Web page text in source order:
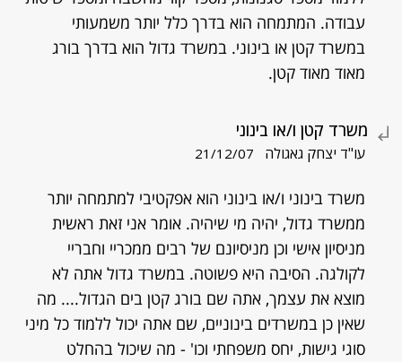
עבודה. המתמחה הוא בדרך כלל יותר משמעותי
במשרד קטן או בינוני. במשרד גדול הוא בדרך בורג
מאוד מאוד קטן.
משרד קטן ו/או בינוני
עו"ד יצחק גאגולה 21/12/07
משרד בינוני ו/או בינוני הוא אפקטיבי למתמחה יותר
ממשרד גדול, יהיה מי שיהיה. אומר אני זאת ראשית
מניסיון אישי וכן מניסיונם של רבים ממכריי וחבריי
לקולגה. הסיבה היא פשוטה. במשרד גדול אתה לא
מוצא את עצמך, אתה שם בורג קטן בים הגדול.... מה
שאין כן במשרדים בינוניים, שם אתה יכול ללמוד כל מיני
סוגי גישות, יחס משפחתי וכו' - מה שיכול בהחלט